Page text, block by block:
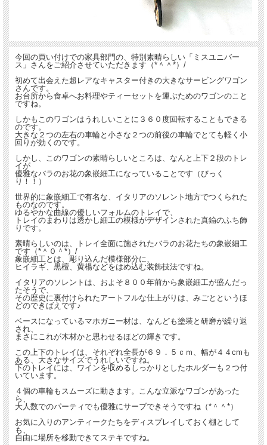
今回の買い付けでの家具部門の、特別素晴らしい「ミスユニバー
ス」さんをご紹介させていただきます（*＾＾*）/
初めて出会えた超レアなキャスター付きの大きなサービングワゴン
さんです。
お台所から食卓へお料理やティーセットを運ぶためのワゴンのこと
ですね。
しかもこのワゴンはうれしいことに３６０度回転することもできる
のです。
大きな２つの左右の車輪と小さな２つの前後の車輪でとても軽く小
回りが効くのです。
しかし、このワゴンの素晴らしいところは、なんと上下２段のトレ
イが
優雅なバラのお花の象嵌細工になっていることです（びっく
り！！）
世界的に象嵌細工で有名な、イタリアのソレント地方でつくられた
ものなのです。
ゆるやかな曲線の優しいフォルムのトレイで、
トレイのまわりは透かし細工の模様がデザインされた真鍮のふち飾
りです。
素晴らしいのは、トレイ全面に施されたバラのお花たちの象嵌細工
です（*＾０＾*）/
象嵌細工とは、彫り込んだ模様部分に、
ヒイラギ、黒檀、黄楊などをはめ込む装飾技法ですね。
イタリアのソレントは、およそ８００年前から象嵌細工が盛んだっ
たそうで、
その歴史に裏付けられたアートフルな仕上がりは、みごとというほ
どのできばえです♪
ベースになっているマホガニー材は、なんども塗装と研磨が繰り返
され、
まさにこれが木材かと思わせるほどの輝きです。
この上下のトレイは、それぞれ全長が６９．５ｃｍ、幅が４４cmも
ある、大きなサイズでうれしいですね。
下のトレイには、ワインを収めるしっかりとしたホルダーも２つ付
いています。
４個の車輪もスムーズに動きます。こんな立派なワゴンがあった
ら、
大人数でのパーティでも優雅にサーブできそうですね（*＾＾*）
お気に入りのアンティークたちをディスプレイしておく棚として
も、
自由に場所を移動できてステキですね。